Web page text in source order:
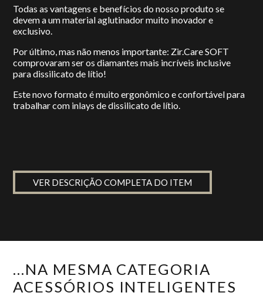
Todas as vantagens e benefícios do nosso produto se
devem a um material aglutinador muito inovador e
exclusivo.
Por último, mas não menos importante: Zir.Care SOFT
comprovaram ser os diamantes mais incríveis inclusive
para dissilicato de lítio!
Este novo formato é muito ergonômico e confortável para
trabalhar com inlays de dissilicato de lítio.
VER DESCRIÇÃO COMPLETA DO ITEM
...NA MESMA CATEGORIA
ACESSÓRIOS INTELIGENTES